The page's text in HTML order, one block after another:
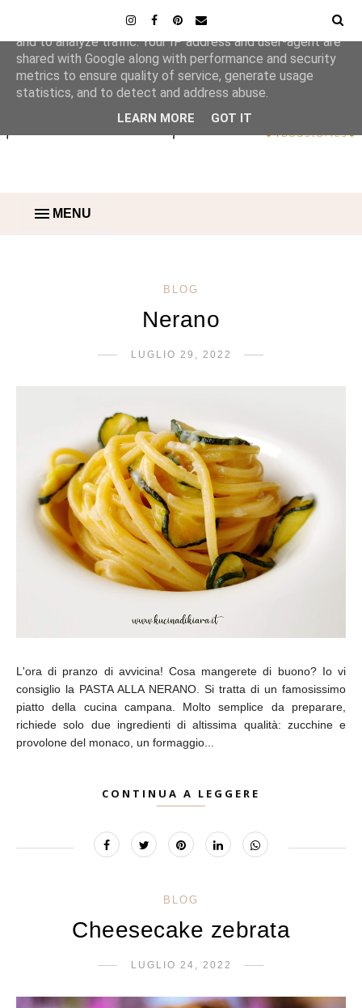
MENU
BLOG
Nerano
LUGLIO 29, 2022
L'ora di pranzo di avvicina! Cosa mangerete di buono? Io vi
consiglio la PASTA ALLA NERANO. Si tratta di un famosissimo
piatto della cucina campana. Molto semplice da preparare,
richiede solo due ingredienti di altissima qualità: zucchine e
provolone del monaco, un formaggio...
CONTINUA A LEGGERE
BLOG
Cheesecake zebrata
LUGLIO 24, 2022
This site uses cookies from Google to deliver its services
and to analyze traffic. Your IP address and user-agent are
shared with Google along with performance and security
metrics to ensure quality of service, generate usage
statistics, and to detect and address abuse.
LEARN MORE GOT IT